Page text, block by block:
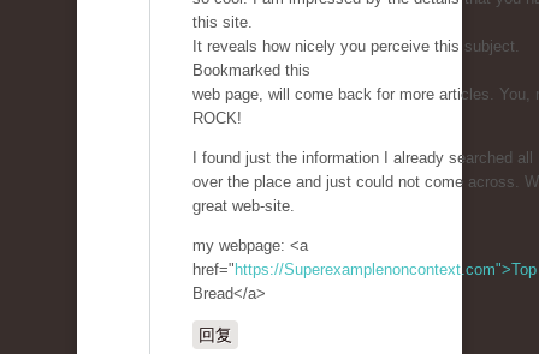
this site.
It reveals how nicely you perceive this subject.
Bookmarked this
web page, will come back for more articles. You,
ROCK!
I found just the information I already searched all
over the place and just could not come across.
great web-site.
my webpage: <a
href=" https://Superexamplenoncontext.com">Top
Bread</a>
回复